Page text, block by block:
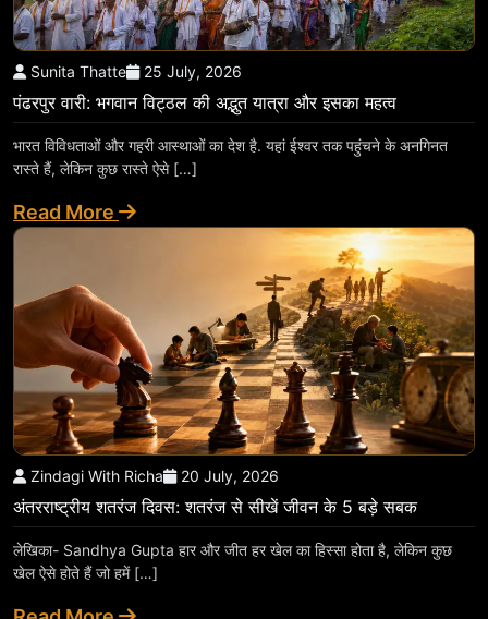
Sunita Thatte 25 July, 2026
पंढरपुर वारी: भगवान विट्ठल की अद्भुत यात्रा और इसका महत्व
भारत विविधताओं और गहरी आस्थाओं का देश है. यहां ईश्वर तक पहुंचने के अनगिनत
रास्ते हैं, लेकिन कुछ रास्ते ऐसे […]
Read More
Zindagi With Richa 20 July, 2026
अंतरराष्ट्रीय शतरंज दिवस: शतरंज से सीखें जीवन के 5 बड़े सबक
लेखिका- Sandhya Gupta हार और जीत हर खेल का हिस्सा होता है, लेकिन कुछ
खेल ऐसे होते हैं जो हमें […]